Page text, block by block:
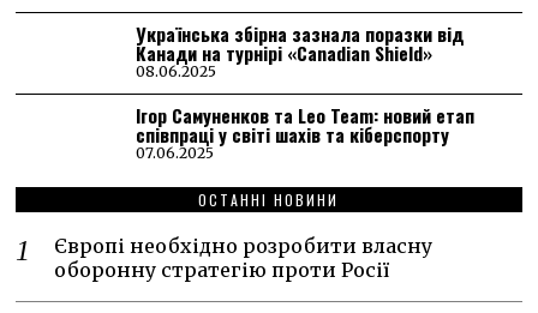
Українська збірна зазнала поразки від
Канади на турнірі «Canadian Shield»
08.06.2025
Ігор Самуненков та Leo Team: новий етап
співпраці у світі шахів та кіберспорту
07.06.2025
ОСТАННІ НОВИНИ
Європі необхідно розробити власну
оборонну стратегію проти Росії